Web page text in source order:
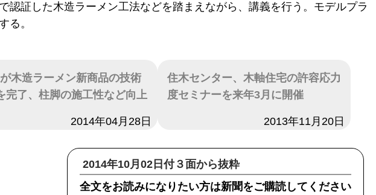
認証した木造ラーメン工法などを踏まえながら、講義を行う。モデルプラ
る。
木造ラーメン新商品の技術
完了、柱脚の施工性など向上
2014年04月28日
住木センター、木軸住宅の許容応力
度セミナーを来年3月に開催
2013年11月20日
2014年10月02日付３面から抜粋
全文をお読みになりたい方は新聞をご購読してください